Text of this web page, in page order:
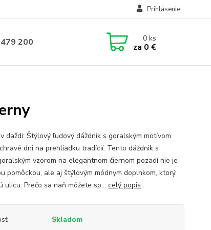
Prihlásenie
200 0ks
za 0 €
daždi: Štýlový ľudový dáždnik s goralským motívom
dni na prehliadku tradícií. Tento dáždnik s
vzorom na elegantnom čiernom pozadí nie je
pomôckou, ale aj štýlovým módnym doplnkom, ktorý
ulicu. Prečo sa naň môžete sp... celý popis
Skladom